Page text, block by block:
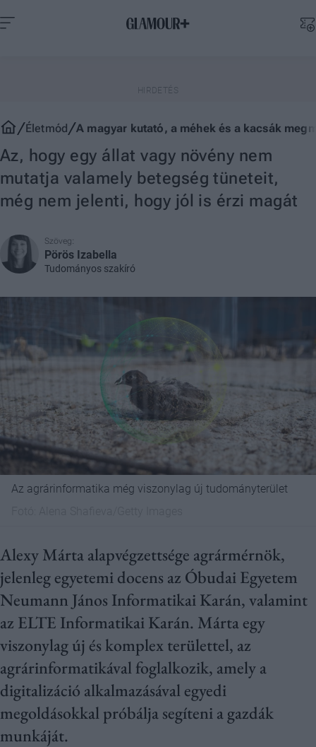
Életmód A magyar kutató, a méhek és a kacsák
Az, hogy egy állat vagy növény nem
mutatja valamely betegség tüneteit,
még nem jelenti, hogy jól is érzi magát
Szöveg:
Pörös Izabella
Tudományos szakíró
Az agrárinformatika még viszonylag új tudományterület
Alexy Márta alapvégzettsége agrármérnök,
jelenleg egyetemi docens az Óbudai Egyetem
Neumann János Informatikai Karán, valamint
az ELTE Informatikai Karán. Márta egy
viszonylag új és komplex területtel, az
agrárinformatikával foglalkozik, amely a
digitalizáció alkalmazásával egyedi
megoldásokkal próbálja segíteni a gazdák
munkáját.